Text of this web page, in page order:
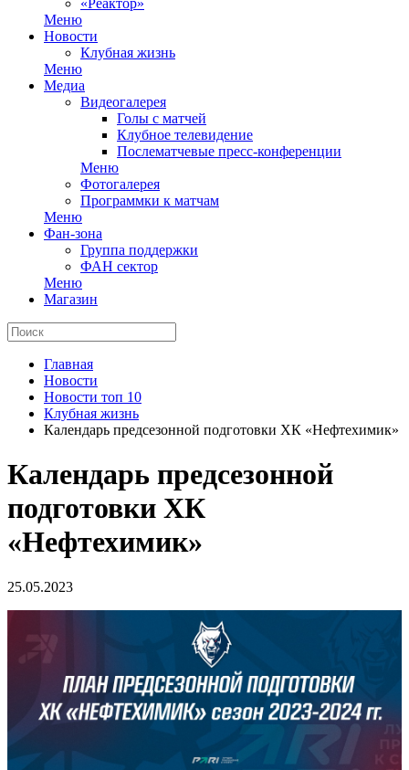
«Реактор»
Меню
Новости
Клубная жизнь
Меню
Медиа
Видеогалерея
Голы с матчей
Клубное телевидение
Послематчевые пресс-конференции
Меню
Фотогалерея
Программки к матчам
Меню
Фан-зона
Группа поддержки
ФАН сектор
Меню
Магазин
Главная
Новости
Новости топ 10
Клубная жизнь
Календарь предсезонной подготовки ХК «Нефтехимик»
Календарь предсезонной
подготовки ХК
«Нефтехимик»
25.05.2023